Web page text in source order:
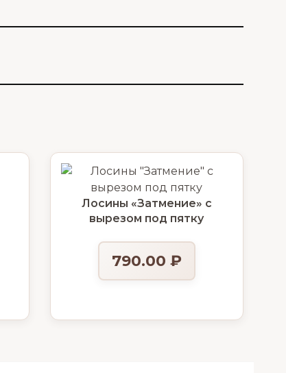
Лосины «Затмение» с
вырезом под пятку
790.00 ₽